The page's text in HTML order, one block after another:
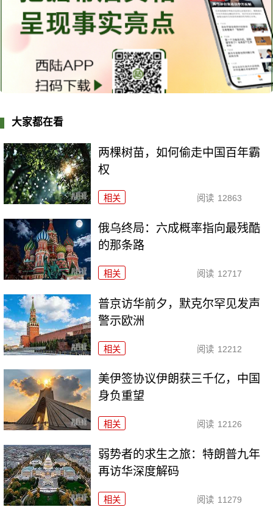
大家都在看
两棵树苗，如何偷走中国百年霸
权
相关 阅读 12863
俄乌终局：六成概率指向最残酷
的那条路
相关 阅读 12717
普京访华前夕，默克尔罕见发声
警示欧洲
相关 阅读 12212
美伊签协议伊朗获三千亿，中国
身负重望
相关 阅读 12126
弱势者的求生之旅：特朗普九年
再访华深度解码
相关 阅读 11279